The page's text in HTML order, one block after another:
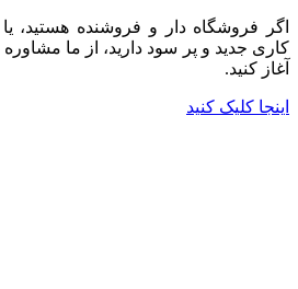
اگر فروشگاه دار و فروشنده هستید،
کاری جدید و پر سود دارید، از ما مشاوره
آغاز کنید.
اینجا کلیک کنید